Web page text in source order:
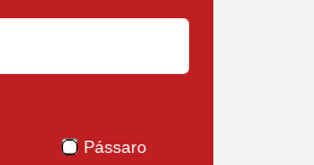
Pássaro